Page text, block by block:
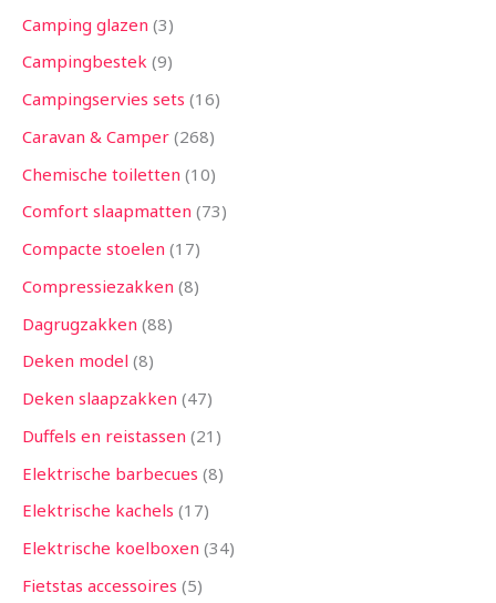
Camping glazen 3
Campingbestek 9
Campingservies sets 16
Caravan & Camper 268
Chemische toiletten 10
Comfort slaapmatten 73
Compacte stoelen 17
Compressiezakken 8
Dagrugzakken 88
Deken model 8
Deken slaapzakken 47
Duffels en reistassen 21
Elektrische barbecues 8
Elektrische kachels 17
Elektrische koelboxen 34
Fietstas accessoires 5